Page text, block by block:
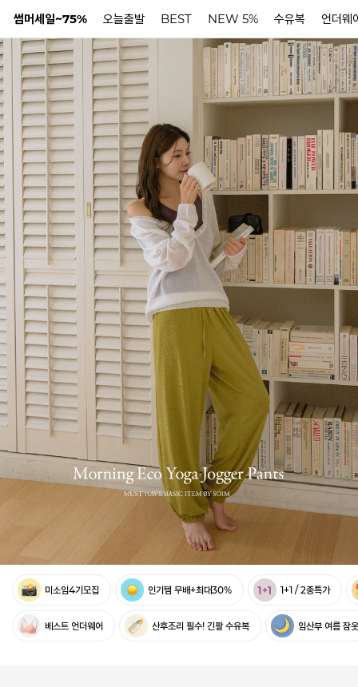
썸머세일~75% 오늘출발 BEST NEW 5% 수유복 언더웨
미소임4기모집 인기템 무배+최대30% 1+1 / 2종특가
베스트 언더웨어 산후조리 필수! 긴팔 수유복 임산부 여름 잠옷